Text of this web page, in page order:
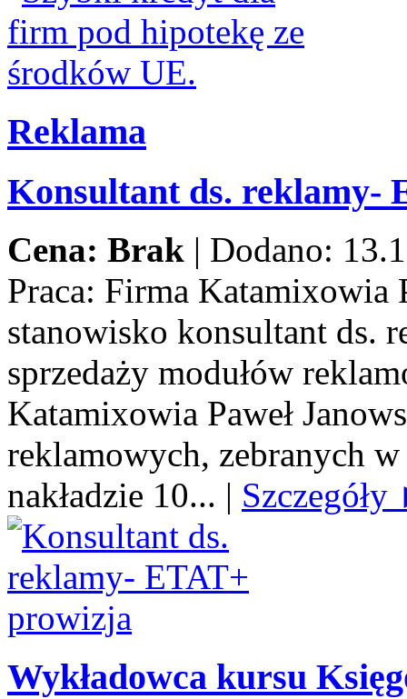
Reklama
Konsultant ds. reklamy-
Cena: Brak | Dodano:
Praca: Firma Katamixowia
stanowisko konsultant ds.
sprzedaży modułów
Katamixowia Paweł
reklamowych, zebranych
nakładzie 10... |
Wykładowca kursu